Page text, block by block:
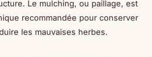
Le mulching, ou paillage, est
recommandée pour conserver
les mauvaises herbes.